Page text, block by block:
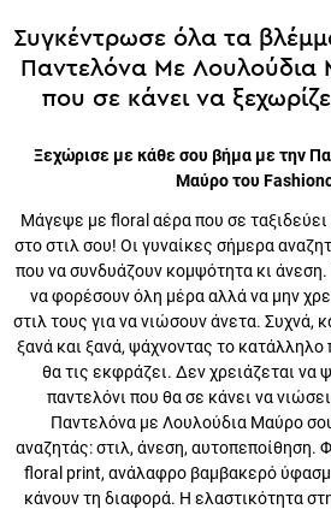
Συγκέντρωσε όλα τα
Παντελόνα Με Λουλούδια
που σε κάνει να
Ξεχώρισε με κάθε σου βήμα με την
Μαύρο του
Μάγεψε με floral αέρα που σε ταξιδεύει
στιλ σου! Οι γυναίκες σήμερα
να συνδυάζουν κομψότητα κι άνεση.
φορέσουν όλη μέρα αλλά να μην
τους για να νιώσουν άνετα. Συχνά,
και ξανά, ψάχνοντας το κατάλληλο που
εκφράζει. Δεν χρειάζεται να ψάχνεις πια
σε κάνει να νιώσεις όμορφα κι άνετα. Η
Μαύρο σου προσφέρει όλα όσα
αυτοπεποίθηση. Φαρδιά γραμμή,
βαμβακερό ύφασμα και λεπτομέρειες
ελαστικότητα στη μέση και η υφασμάτινη